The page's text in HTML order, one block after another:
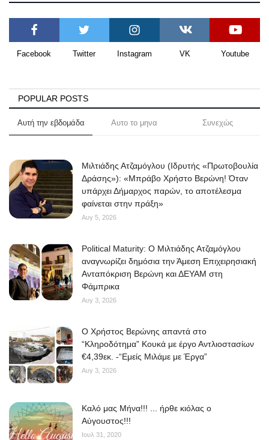
Facebook Twitter Instagram VK Youtube
POPULAR POSTS
Αυτή την εβδομάδα Αυτο το μηνα Συνεχώς
Μιλτιάδης Ατζαμόγλου (Ιδρυτής «Πρωτοβουλία
Δράσης»): «Μπράβο Χρήστο Βερώνη! Όταν
υπάρχει Δήμαρχος παρών, το αποτέλεσμα
φαίνεται στην πράξη»
Αυγ 5, 2026
Political Maturity: Ο Μιλτιάδης Ατζαμόγλου
αναγνωρίζει δημόσια την Άμεση Επιχειρησιακή
Ανταπόκριση Βερώνη και ΔΕΥΑΜ στη
Φάμπρικα
Αυγ 3, 2026
O Χρήστος Βερώνης απαντά στο
“Κληροδότημα” Κουκά με έργο Αντλιοστασίων
€4,39εκ. -“Εμείς Μιλάμε με Έργα”
Αυγ 3, 2026
Kαλό μας Μήνα!!! ... ήρθε κιόλας ο
Αύγουστος!!!
Ιουλ 31, 2020